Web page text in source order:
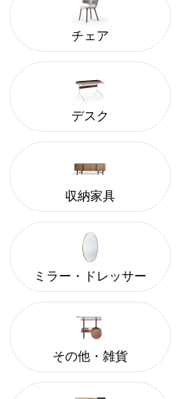
チェア
デスク
収納家具
ミラー・ドレッサー
その他・雑貨